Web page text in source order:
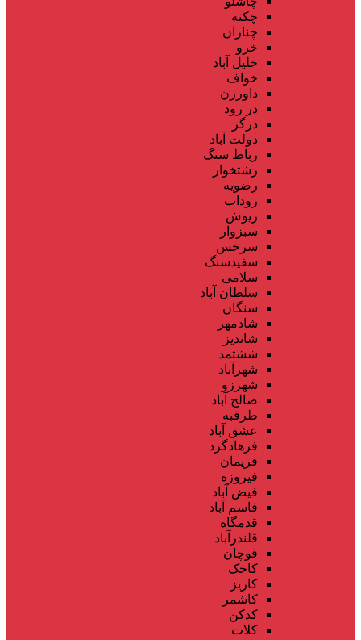
چکنه
چناران
خرو
خلیل آباد
خواف
داورزن
در رود
درگز
دولت آباد
رباط سنگ
رشتخوار
رضویه
روداب
ریوش
سبزوار
سرخس
سفیدسنگ
سلامی
سلطان آباد
سنگان
شادمهر
شاندیز
ششتمد
شهرآباد
شهرزو
صالح آباد
طرقبه
عشق آباد
فرهادگرد
فریمان
فیروزه
فیض آباد
قاسم آباد
قدمگاه
قلندرآباد
قوچان
کاخک
کاریز
کاشمر
کدکن
کلات